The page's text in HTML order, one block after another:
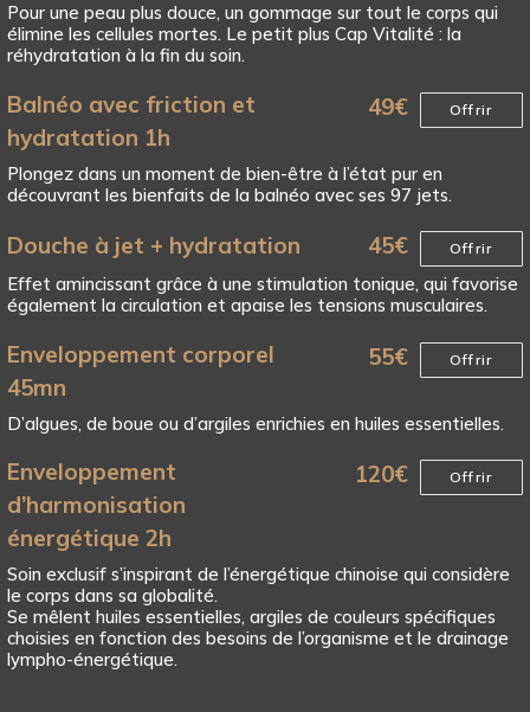
Pour une peau plus douce, un gommage sur tout le corps qui
élimine les cellules mortes. Le petit plus Cap Vitalité : la
réhydratation à la fin du soin.
Balnéo avec friction et
hydratation 1h
49€ Offrir
Plongez dans un moment de bien-être à l’état pur en
découvrant les bienfaits de la balnéo avec ses 97 jets.
Douche à jet + hydratation 45€ Offrir
Effet amincissant grâce à une stimulation tonique, qui favorise
également la circulation et apaise les tensions musculaires.
Enveloppement corporel
45mn
55€ Offrir
D’algues, de boue ou d’argiles enrichies en huiles essentielles.
Enveloppement
d’harmonisation
énergétique 2h
120€ Offrir
Soin exclusif s’inspirant de l’énergétique chinoise qui considère
le corps dans sa globalité.
Se mêlent huiles essentielles, argiles de couleurs spécifiques
choisies en fonction des besoins de l’organisme et le drainage
lympho-énergétique.